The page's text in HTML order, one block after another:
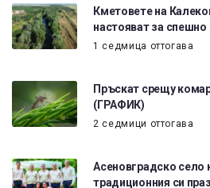
Кметовете на
настояват за спешно
1 седмица оттогава
Пръскат срещу
(ГРАФИК)
2 седмици оттогава
Асеновградско село
традиционния си